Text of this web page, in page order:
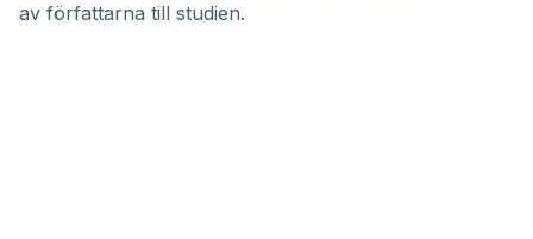
av författarna till studien.